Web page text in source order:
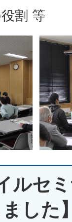
割 等
ルセ
した